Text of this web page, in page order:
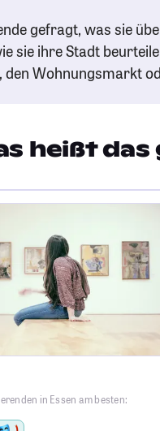
gefragt, was sie
sie ihre Stadt
den Wohnungsmarkt
heißt das
in Essen am besten: